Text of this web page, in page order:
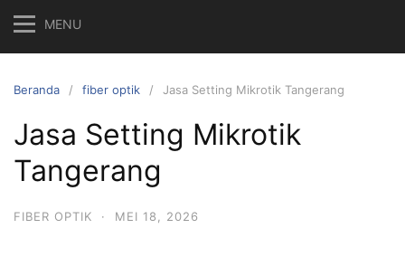
MENU
Beranda fiber optik Jasa Setting Mikrotik Tangerang
Jasa Setting Mikrotik
Tangerang
FIBER OPTIK · MEI 18, 2026